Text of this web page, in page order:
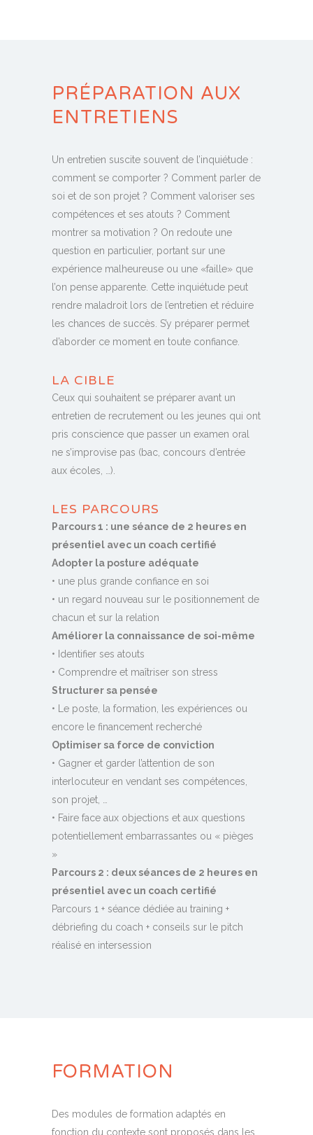
PRÉPARATION AUX
ENTRETIENS
Un entretien suscite souvent de l’inquiétude :
comment se comporter ? Comment parler de
soi et de son projet ? Comment valoriser ses
compétences et ses atouts ? Comment
montrer sa motivation ? On redoute une
question en particulier, portant sur une
expérience malheureuse ou une «faille» que
l’on pense apparente. Cette inquiétude peut
rendre maladroit lors de l’entretien et réduire
les chances de succès. S’y préparer permet
d’aborder ce moment en toute confiance.
LA CIBLE
Ceux qui souhaitent se préparer avant un
entretien de recrutement ou les jeunes qui ont
pris conscience que passer un examen oral
ne s’improvise pas (bac, concours d’entrée
aux écoles, …).
LES PARCOURS
Parcours 1 : une séance de 2 heures en
présentiel avec un coach certifié
Adopter la posture adéquate
• une plus grande confiance en soi
• un regard nouveau sur le positionnement de
chacun et sur la relation
Améliorer la connaissance de soi-même
• Identifier ses atouts
• Comprendre et maîtriser son stress
Structurer sa pensée
• Le poste, la formation, les expériences ou
encore le financement recherché
Optimiser sa force de conviction
• Gagner et garder l’attention de son
interlocuteur en vendant ses compétences,
son projet, …
• Faire face aux objections et aux questions
potentiellement embarrassantes ou « pièges
»
Parcours 2 : deux séances de 2 heures en
présentiel avec un coach certifié
Parcours 1 + séance dédiée au training +
débriefing du coach + conseils sur le pitch
réalisé en intersession
FORMATION
Des modules de formation adaptés en
fonction du contexte sont proposés dans les